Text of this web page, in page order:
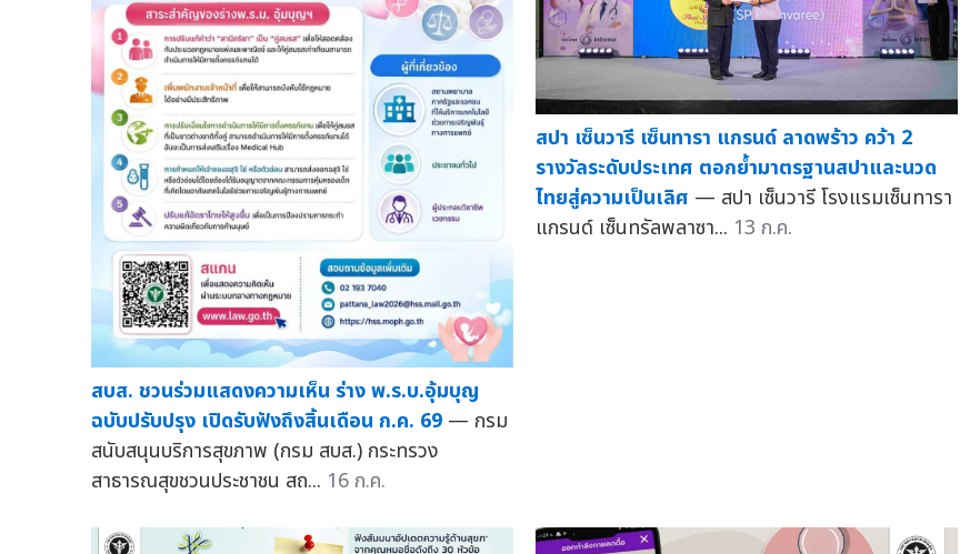
สบส. ชวนร่วมแสดงความเห็น ร่าง พ.ร.บ.อุ้มบุญ
ฉบับปรับปรุง เปิดรับฟังถึงสิ้นเดือน ก.ค. 69 — กรม
สนับสนุนบริการสุขภาพ (กรม สบส.) กระทรวง
สาธารณสุขชวนประชาชน สถ... 16 ก.ค.
สปา เซ็นวารี เซ็นทารา แกรนด์ ลาดพร้าว คว้า 2
รางวัลระดับประเทศ ตอกย้ำมาตรฐานสปาและนวด
ไทยสู่ความเป็นเลิศ — สปา เซ็นวารี โรงแรมเซ็นทารา
แกรนด์ เซ็นทรัลพลาซา... 13 ก.ค.